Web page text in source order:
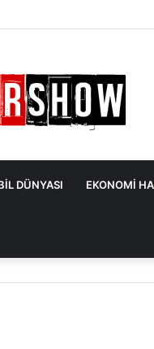
İpuçları
DÜNYASI EKONOMİ